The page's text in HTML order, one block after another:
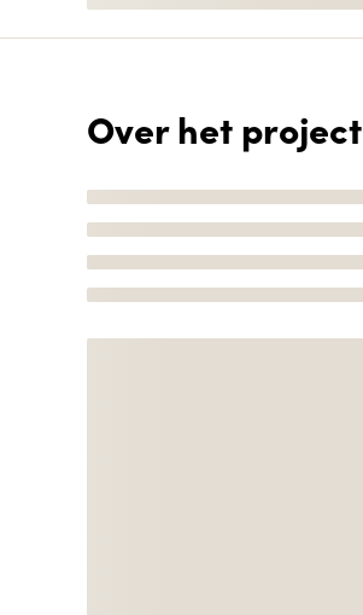
Over het project